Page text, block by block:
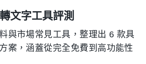
文字工具評測
與市場常見工具，整理出 6 款具
案，涵蓋從完全免費到高功能性